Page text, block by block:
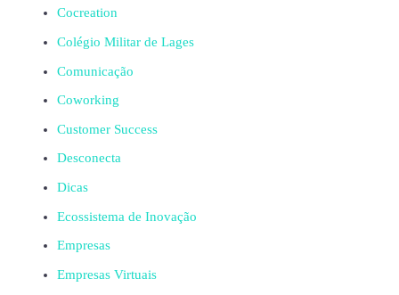
Cocreation
Colégio Militar de Lages
Comunicação
Coworking
Customer Success
Desconecta
Dicas
Ecossistema de Inovação
Empresas
Empresas Virtuais